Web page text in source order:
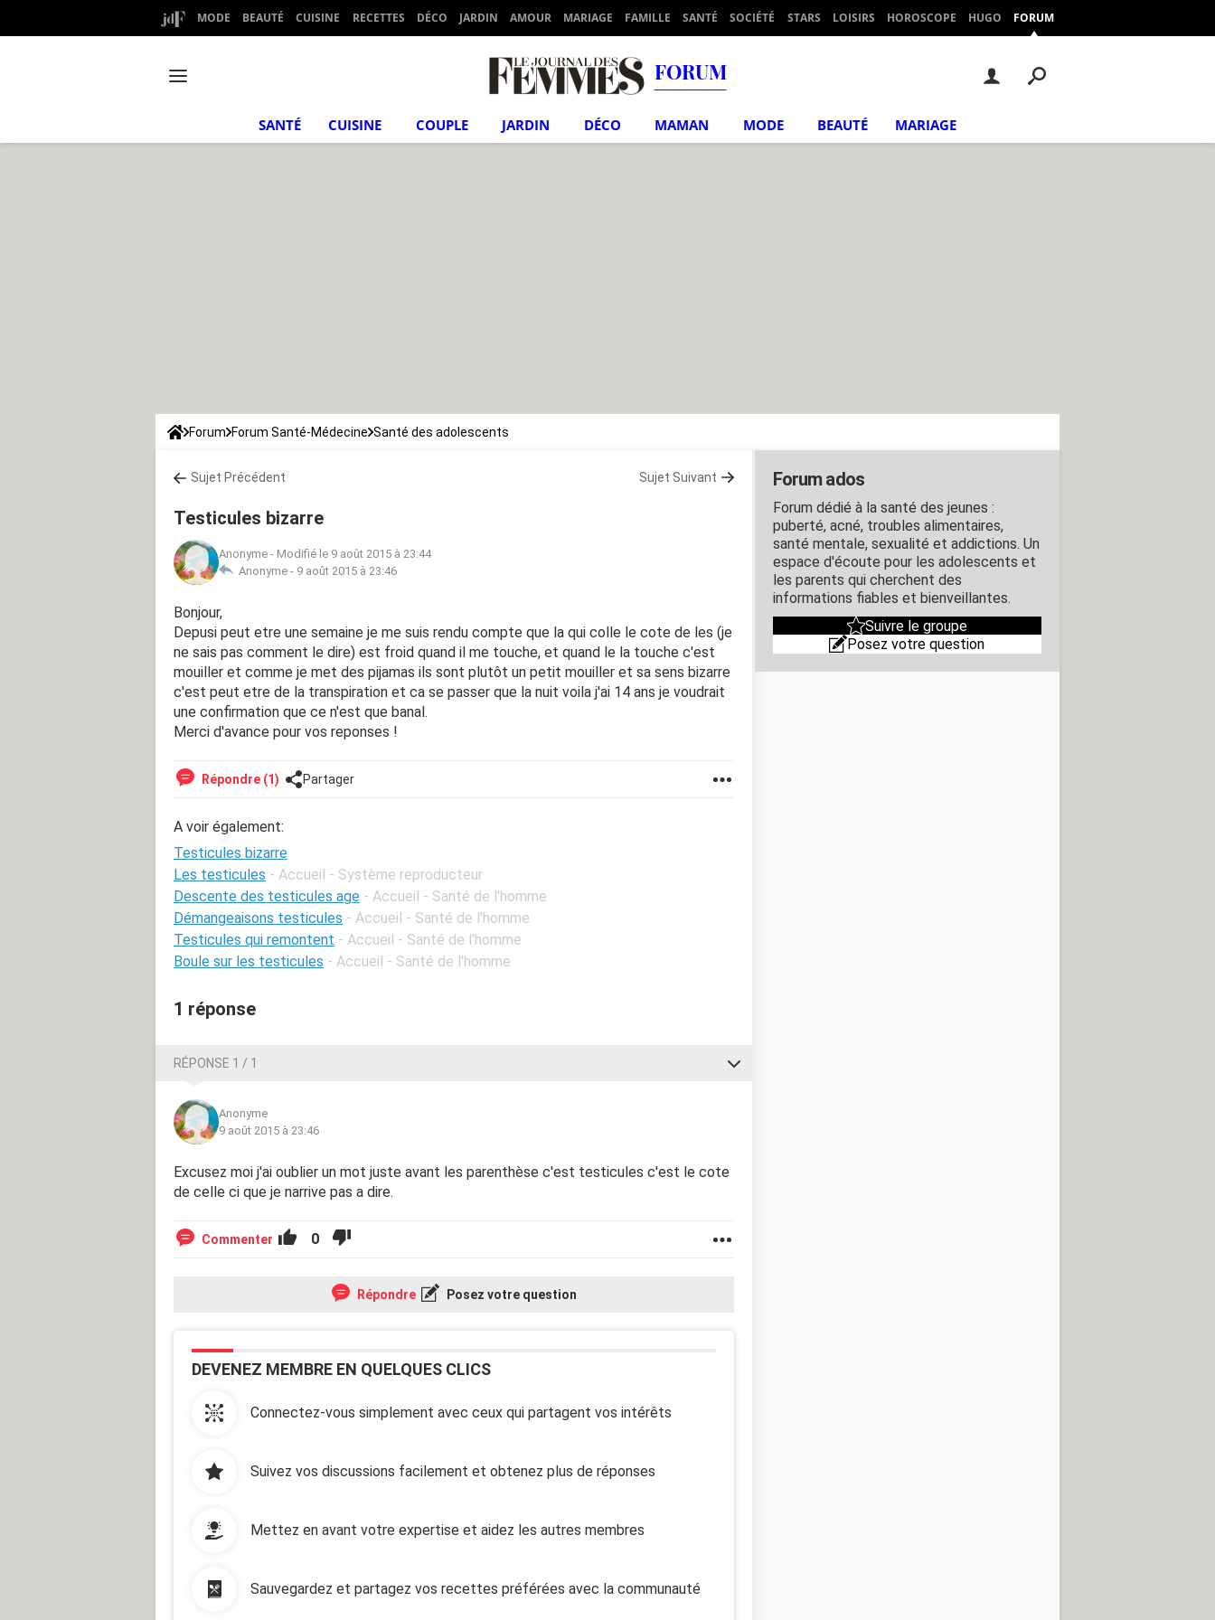
MODE BEAUTÉ CUISINE RECETTES DÉCO JARDIN AMOUR MARIAGE FAMILLE SANTÉ SOCIÉTÉ STARS LOISIRS HOROSCOPE HUGO FORUM
FORUM
SANTÉ CUISINE COUPLE JARDIN DÉCO MAMAN MODE BEAUTÉ MARIAGE
Forum Forum Santé-Médecine Santé des adolescents
Sujet Précédent Sujet Suivant
Testicules bizarre
Anonyme - Modifié le 9 août 2015 à 23:44
Anonyme - 9 août 2015 à 23:46
Bonjour,
Depusi peut etre une semaine je me suis rendu compte que la qui colle le cote de les (je
ne sais pas comment le dire) est froid quand il me touche, et quand le la touche c'est
mouiller et comme je met des pijamas ils sont plutôt un petit mouiller et sa sens bizarre
c'est peut etre de la transpiration et ca se passer que la nuit voila j'ai 14 ans je voudrait
une confirmation que ce n'est que banal.
Merci d'avance pour vos reponses !
Répondre (1) Partager
A voir également:
Testicules bizarre
Les testicules - Accueil - Système reproducteur
Descente des testicules age - Accueil - Santé de l'homme
Démangeaisons testicules - Accueil - Santé de l'homme
Testicules qui remontent - Accueil - Santé de l'homme
Boule sur les testicules - Accueil - Santé de l'homme
1 réponse
RÉPONSE 1 / 1
Anonyme
9 août 2015 à 23:46
Excusez moi j'ai oublier un mot juste avant les parenthèse c'est testicules c'est le cote
de celle ci que je narrive pas a dire.
Commenter 0
Répondre Posez votre question
DEVENEZ MEMBRE EN QUELQUES CLICS
Connectez-vous simplement avec ceux qui partagent vos intérêts
Suivez vos discussions facilement et obtenez plus de réponses
Mettez en avant votre expertise et aidez les autres membres
Sauvegardez et partagez vos recettes préférées avec la communauté
Forum ados
Forum dédié à la santé des jeunes :
puberté, acné, troubles alimentaires,
santé mentale, sexualité et addictions. Un
espace d'écoute pour les adolescents et
les parents qui cherchent des
informations fiables et bienveillantes.
Suivre le groupe
Posez votre question